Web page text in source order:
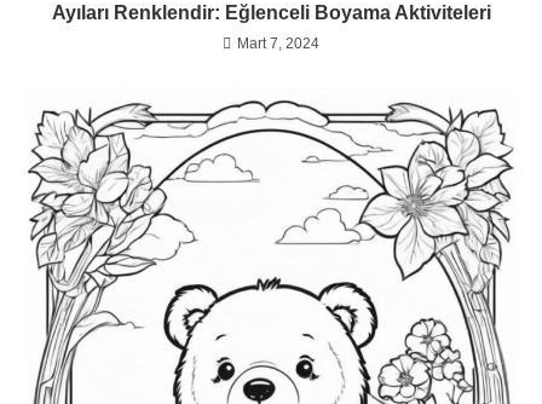
Ayıları Renklendir: Eğlenceli Boyama Aktiviteleri
Mart 7, 2024